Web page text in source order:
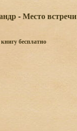
- Место встречи
бесплатно